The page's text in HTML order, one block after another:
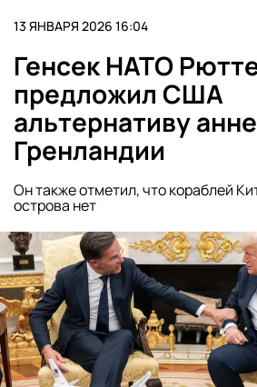
13 ЯНВАРЯ 2026 16:04
Генсек НАТО
предложил США
альтернативу
Гренландии
Он также отметил, что кораблей
острова нет